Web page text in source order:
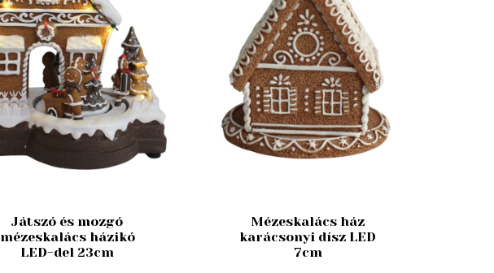
Játszó és mozgó
mézeskalács házikó
LED-del 23cm
Mézeskalács ház
karácsonyi dísz LED
7cm